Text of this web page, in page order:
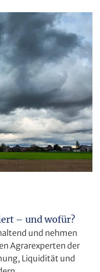
– und wofür?
und nehmen
Agrarexperten der
Liquidität und